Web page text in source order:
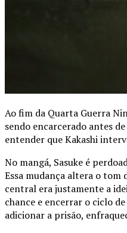
Ao fim da Quarta Guerra
sendo encarcerado antes
entender que Kakashi
No mangá, Sasuke é
Essa mudança altera o tom
central era justamente a
chance e encerrar o ciclo
adicionar a prisão,